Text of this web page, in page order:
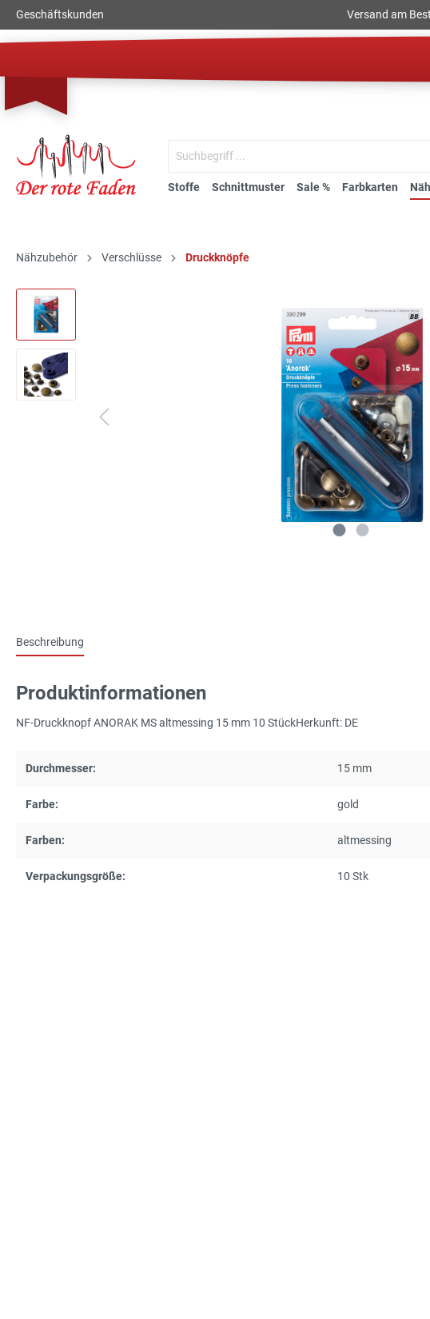
Geschäftskunden Versand am
Stoffe Schnittmuster Sale % Farbkarten
Nähzubehör Verschlüsse Druckknöpfe
Beschreibung
Produktinformationen
NF-Druckknopf ANORAK MS altmessing 15 mm 10 StückHerkunft: DE
Durchmesser: 15 mm
Farbe: gold
Farben: altmessing
Verpackungsgröße: 10 Stk